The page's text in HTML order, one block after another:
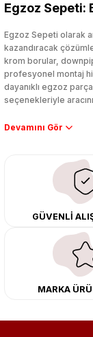
Egzoz Sepeti:
Egzoz Sepeti olarak
kazandıracak
krom borular,
profesyonel montaj
dayanıklı egzoz
seçenekleriyle
Performans artışı
çıkma orijinal ürünler
tasarımını ve
Tüm ürünlerimiz
merkezimizde
kargo ile teslimat
adres: Egzoz Sepeti.
GÜVENLİ
MARKA